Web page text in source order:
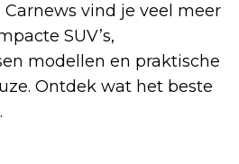
vind je veel meer
SUV’s,
modellen en praktische
Ontdek wat het beste